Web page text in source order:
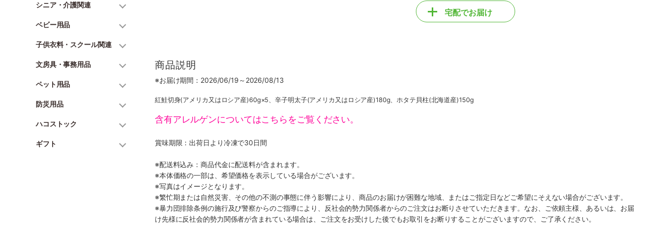
シニア・介護関連
ベビー用品
子供衣料・スクール関連
文房具・事務用品
ペット用品
防災用品
ハコストック
ギフト
宅配でお届け
商品説明
※お届け期間：2026/06/19～2026/08/13
紅鮭切身(アメリカ又はロシア産)60g×5、辛子明太子(アメリカ又はロシア産)180g、ホタテ貝柱(北海道産)150g
含有アレルゲンについてはこちらをご覧ください。
賞味期限：出荷日より冷凍で30日間
※配送料込み：商品代金に配送料が含まれます。
※本体価格の一部は、希望価格を表示している場合がございます。
※写真はイメージとなります。
※繁忙期または自然災害、その他の不測の事態に伴う影響により、商品のお届けが困難な地域、またはご指定日などご希望にそえない場合がございます。
※暴力団排除条例の施行及び警察からのご指導により、反社会的勢力関係者からのご注文はお断りさせていただきます。なお、ご依頼主様、あるいは、お届
け先様に反社会的勢力関係者が含まれている場合は、ご注文をお受けした後でもお取引をお断りすることがございますので、ご了承ください。